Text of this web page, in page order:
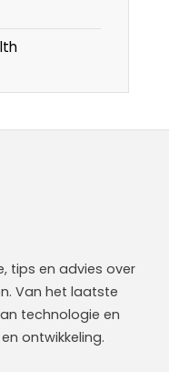
tips en advies over
Van het laatste
technologie en
ontwikkeling.